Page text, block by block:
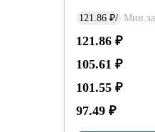
121.86 ₽/
121.86 ₽
105.61 ₽
101.55 ₽
97.49 ₽